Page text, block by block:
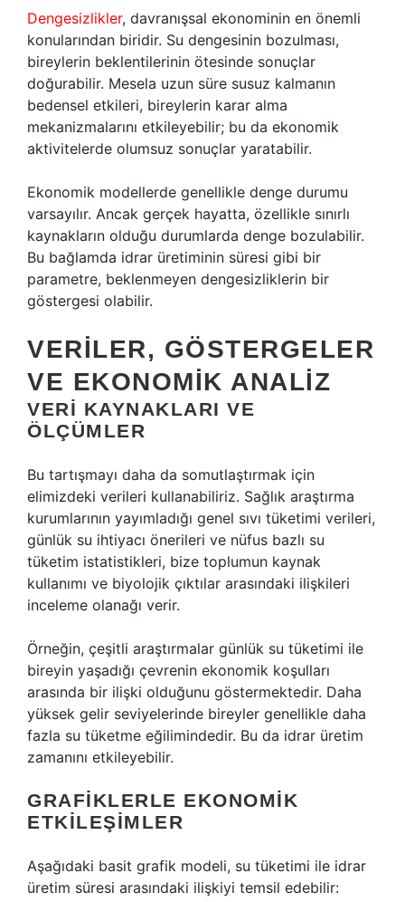
Dengesizlikler, davranışsal ekonominin en önemli
konularından biridir. Su dengesinin bozulması,
bireylerin beklentilerinin ötesinde sonuçlar
doğurabilir. Mesela uzun süre susuz kalmanın
bedensel etkileri, bireylerin karar alma
mekanizmalarını etkileyebilir; bu da ekonomik
aktivitelerde olumsuz sonuçlar yaratabilir.
Ekonomik modellerde genellikle denge durumu
varsayılır. Ancak gerçek hayatta, özellikle sınırlı
kaynakların olduğu durumlarda denge bozulabilir.
Bu bağlamda idrar üretiminin süresi gibi bir
parametre, beklenmeyen dengesizliklerin bir
göstergesi olabilir.
VERILER, GÖSTERGELER
VE EKONOMIK ANALIZ
VERI KAYNAKLARI VE
ÖLÇÜMLER
Bu tartışmayı daha da somutlaştırmak için
elimizdeki verileri kullanabiliriz. Sağlık araştırma
kurumlarının yayımladığı genel sıvı tüketimi verileri,
günlük su ihtiyacı önerileri ve nüfus bazlı su
tüketim istatistikleri, bize toplumun kaynak
kullanımı ve biyolojik çıktılar arasındaki ilişkileri
inceleme olanağı verir.
Örneğin, çeşitli araştırmalar günlük su tüketimi ile
bireyin yaşadığı çevrenin ekonomik koşulları
arasında bir ilişki olduğunu göstermektedir. Daha
yüksek gelir seviyelerinde bireyler genellikle daha
fazla su tüketme eğilimindedir. Bu da idrar üretim
zamanını etkileyebilir.
GRAFIKLERLE EKONOMIK
ETKILEŞIMLER
Aşağıdaki basit grafik modeli, su tüketimi ile idrar
üretim süresi arasındaki ilişkiyi temsil edebilir: